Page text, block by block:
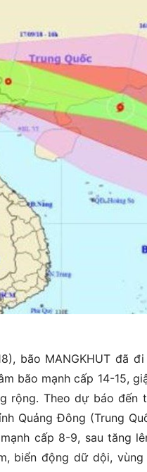
bão MANGKHUT đã
bão mạnh cấp 14-15,
rộng. Theo dự báo
Quảng Đông (Trung
cấp 8-9, sau tăng
biển động dữ dội,